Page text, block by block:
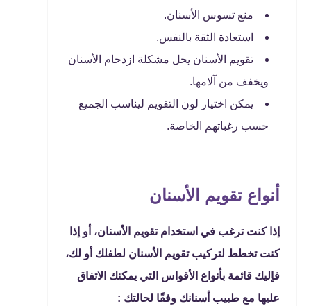
منع تسوس الأسنان.
استعادة الثقة بالنفس.
تقويم الأسنان يحل مشكلة ازدحام الأسنان
ويخفف من آلامها.
يمكن اختيار لون التقويم ليناسب الجميع
حسب رغباتهم الخاصة.
أنواع تقويم الأسنان
إذا كنت ترغب في استخدام تقويم الأسنان، أو إذا
كنت تخطط لتركيب تقويم الأسنان لطفلك أو لك،
فإليك قائمة بأنواع الأقواس التي يمكنك الاتفاق
عليها مع طبيب أسنانك وفقًا لحالتك :